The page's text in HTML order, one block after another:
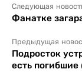
Следующая
Фанатке
Предыдущая
Подросток
есть